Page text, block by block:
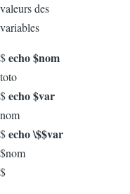
valeurs des
variables
$echo $nom
toto
$echo $var
nom
$echo \$$var
$nom
$